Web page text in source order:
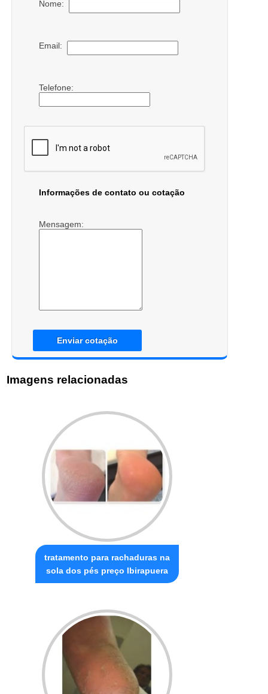
Nome:
Email:
Telefone:
Informações de contato ou cotação
Mensagem:
Enviar cotação
Imagens relacionadas
tratamento para rachaduras na
sola dos pés preço Ibirapuera